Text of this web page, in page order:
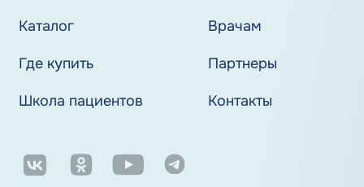
Каталог
Врачам
Где купить
Партнеры
Школа пациентов
Контакты